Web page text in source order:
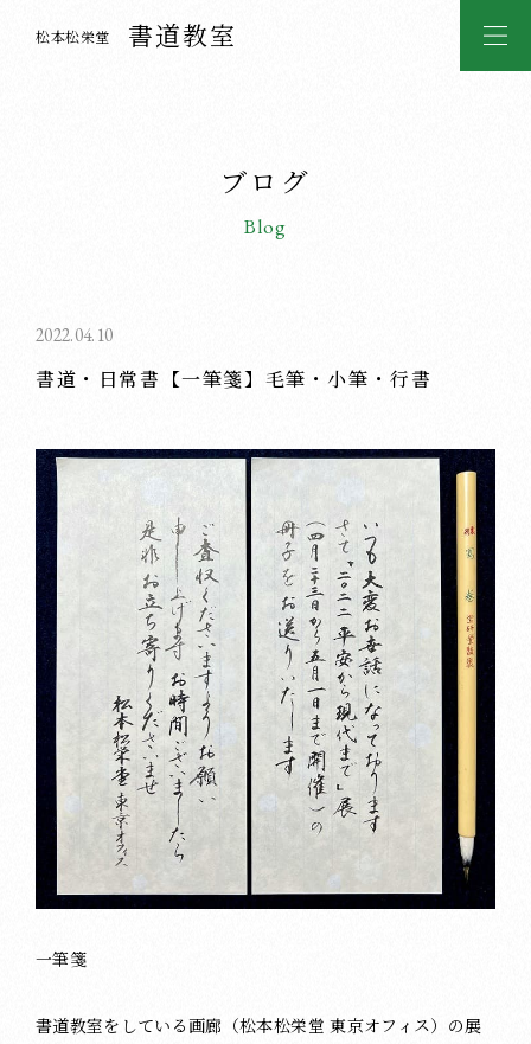
松本松栄堂 書道教室
ブログ
Blog
2022.04.10
書道・日常書【一筆箋】毛筆・小筆・行書
一筆箋
書道教室をしている画廊（松本松栄堂 東京オフィス）の展